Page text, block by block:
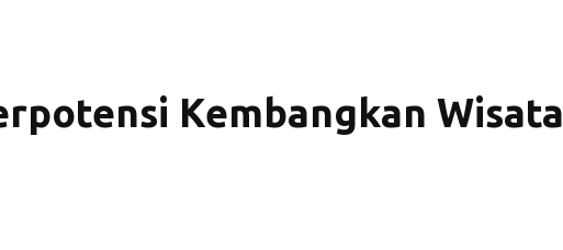
Kembangkan Wisata